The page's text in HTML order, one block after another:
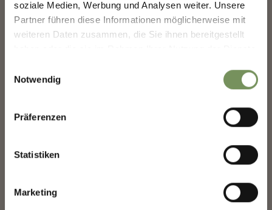
soziale Medien, Werbung und Analysen weiter. Unsere
Partner führen diese Informationen möglicherweise mit
weiteren Daten zusammen, die Sie ihnen bereitgestellt
Notwendig
Präferenzen
Statistiken
Marketing
La tua opinione conta. Scansiona, condividi, fai la
differenza.